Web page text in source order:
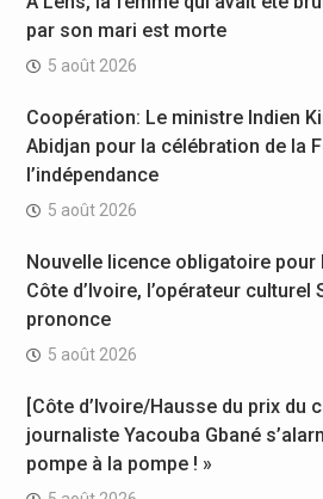
par son mari est morte
5 août 2026
Coopération: Le ministre Indien
Abidjan pour la célébration de la
l’indépendance
5 août 2026
Nouvelle licence obligatoire pour
Côte d’Ivoire, l’opérateur culturel
prononce
5 août 2026
[Côte d’Ivoire/Hausse du prix du
journaliste Yacouba Gbané
pompe à la pompe ! »